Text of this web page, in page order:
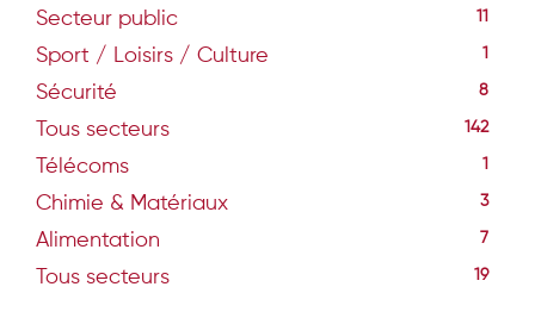
Secteur public 11
Sport / Loisirs / Culture 1
Sécurité 8
Tous secteurs 142
Télécoms 1
Chimie & Matériaux 3
Alimentation 7
Tous secteurs 19